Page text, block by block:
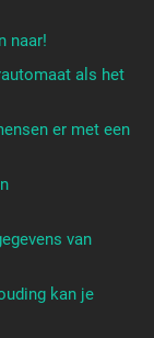
naar!
als het
er met een
van
kan je